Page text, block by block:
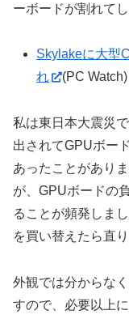
ーボードが割れて
Skylakeに大型
れ
(PC Watch)
私は東日本大震災
出されてGPUボー
あったことがあり
が、GPUボードの
ることが頻発しま
を買い替えたら直り
外観では分からな
すので、必要以上